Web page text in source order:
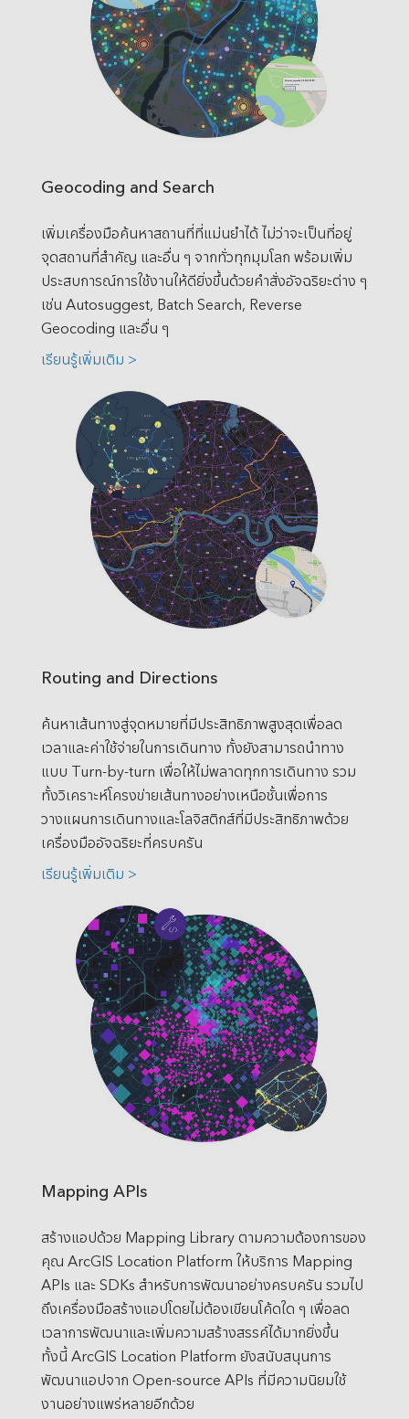
Geocoding and Search
เพิ่มเครื่องมือค้นหาสถานที่ที่แม่นยำได้ ไม่ว่าจะเป็นที่อยู่
จุดสถานที่สำคัญ และอื่น ๆ จากทั่วทุกมุมโลก พร้อมเพิ่ม
ประสบการณ์การใช้งานให้ดียิ่งขึ้นด้วยคำสั่งอัจฉริยะต่าง ๆ
เช่น Autosuggest, Batch Search, Reverse
Geocoding และอื่น ๆ
เรียนรู้เพิ่มเติม >
Routing and Directions
ค้นหาเส้นทางสู่จุดหมายที่มีประสิทธิภาพสูงสุดเพื่อลด
เวลาและค่าใช้จ่ายในการเดินทาง ทั้งยังสามารถนำทาง
แบบ Turn-by-turn เพื่อให้ไม่พลาดทุกการเดินทาง รวม
ทั้งวิเคราะห์โครงข่ายเส้นทางอย่างเหนือชั้นเพื่อการ
วางแผนการเดินทางและโลจิสติกส์ที่มีประสิทธิภาพด้วย
เครื่องมืออัจฉริยะที่ครบครัน
เรียนรู้เพิ่มเติม >
Mapping APIs
สร้างแอปด้วย Mapping Library ตามความต้องการของ
คุณ ArcGIS Location Platform ให้บริการ Mapping
APIs และ SDKs สำหรับการพัฒนาอย่างครบครัน รวมไป
ถึงเครื่องมือสร้างแอปโดยไม่ต้องเขียนโค้ดใด ๆ เพื่อลด
เวลาการพัฒนาและเพิ่มความสร้างสรรค์ได้มากยิ่งขึ้น
ทั้งนี้ ArcGIS Location Platform ยังสนับสนุนการ
พัฒนาแอปจาก Open-source APIs ที่มีความนิยมใช้
งานอย่างแพร่หลายอีกด้วย